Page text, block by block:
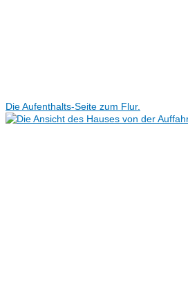
Die Aufenthalts-Seite zum Flur.